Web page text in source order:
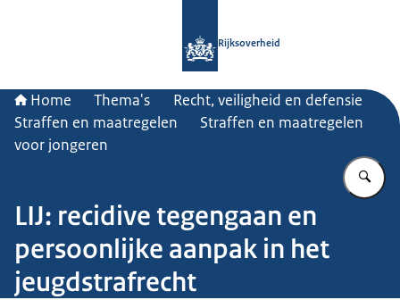
Rijksoverheid
Home Thema's
Recht, veiligheid en defensie
Straffen en maatregelen
Straffen en maatregelen
voor jongeren
LIJ: recidive tegengaan en
persoonlijke aanpak in het
jeugdstrafrecht